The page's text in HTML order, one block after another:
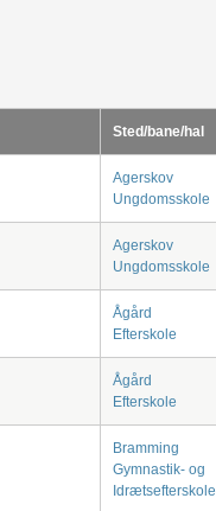
Sted/bane/hal
Agerskov
Ungdomsskole
Agerskov
Ungdomsskole
Ågård
Efterskole
Ågård
Efterskole
Bramming
Gymnastik- og
Idrætsefterskole